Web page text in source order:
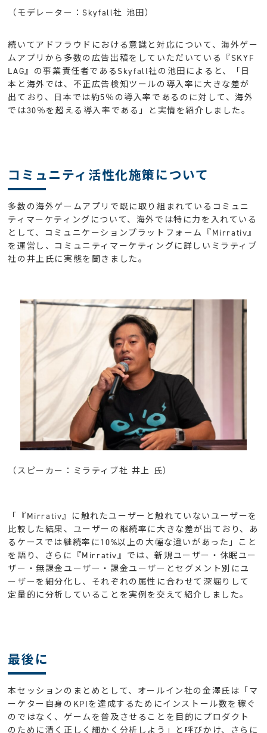
（モデレーター：Skyfall社 池田）
続いてアドフラウドにおける意識と対応について、海外ゲー
ムアプリから多数の広告出稿をしていただいている『SKYF
LAG』の事業責任者であるSkyfall社の池田によると、「日
本と海外では、不正広告検知ツールの導入率に大きな差が
出ており、日本では約5％の導入率であるのに対して、海外
では30％を超える導入率である」と実情を紹介しました。
コミュニティ活性化施策について
多数の海外ゲームアプリで既に取り組まれているコミュニ
ティマーケティングについて、海外では特に力を入れている
として、コミュニケーションプラットフォーム『Mirrativ』
を運営し、コミュニティマーケティングに詳しいミラティブ
社の井上氏に実態を聞きました。
（スピーカー：ミラティブ社 井上 氏）
「『Mirrativ』に触れたユーザーと触れていないユーザーを
比較した結果、ユーザーの継続率に大きな差が出ており、あ
るケースでは継続率に10%以上の大幅な違いがあった」こと
を語り、さらに『Mirrativ』では、新規ユーザー・休眠ユー
ザー・無課金ユーザー・課金ユーザーとセグメント別にユ
ーザーを細分化し、それぞれの属性に合わせて深堀りして
定量的に分析していることを実例を交えて紹介しました。
最後に
本セッションのまとめとして、オールイン社の金澤氏は「マ
ーケター自身のKPIを達成するためにインストール数を稼ぐ
のではなく、ゲームを普及させることを目的にプロダクト
のために清く正しく細かく分析しよう」と呼びかけ、さらに